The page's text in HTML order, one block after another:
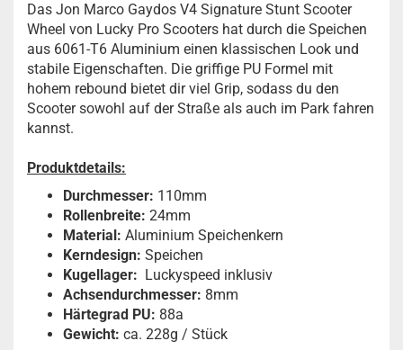
Das Jon Marco Gaydos V4 Signature Stunt Scooter
Wheel von Lucky Pro Scooters hat durch die Speichen
aus 6061-T6 Aluminium einen klassischen Look und
stabile Eigenschaften. Die griffige PU Formel mit
hohem rebound bietet dir viel Grip, sodass du den
Scooter sowohl auf der Straße als auch im Park fahren
kannst.
Produktdetails:
Durchmesser: 110mm
Rollenbreite: 24mm
Material: Aluminium Speichenkern
Kerndesign: Speichen
Kugellager: Luckyspeed inklusiv
Achsendurchmesser: 8mm
Härtegrad PU: 88a
Gewicht: ca. 228g / Stück